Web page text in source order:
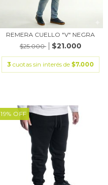
REMERA CUELLO "V" NEGRA
$25.000
$21.000
3 cuotas sin interés de $7.000
19% OFF